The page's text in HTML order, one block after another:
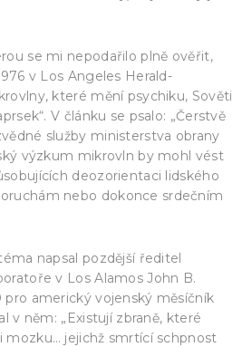
se mi nepodařilo plně ověřit,
v Los Angeles Herald-
které mění psychiku, Sověti
V článku se psalo: „Čerstvě
služby ministerstva obrany
výzkum mikrovln by mohl vést
deozorientaci lidského
nebo dokonce srdečním
napsal pozdější ředitel
v Los Alamos John B.
pro americký vojenský měsíčník
v něm: „Existují zbraně, které
mozku… jejichž smrtící schpnost